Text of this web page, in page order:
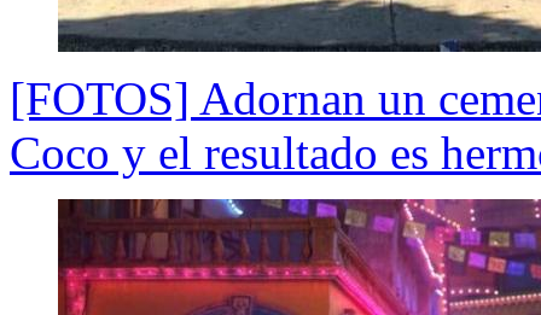
[FOTOS] Adornan un
Coco y el resultado es